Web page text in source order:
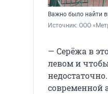
Важно было найти
Источник: ООО
— Серёжа в
левом и
современной